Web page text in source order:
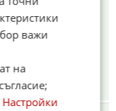
с 5 процента. За
пак ще ходим да
важи
на
Настройки